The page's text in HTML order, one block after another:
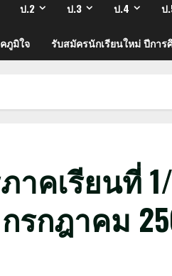
ป.2 ป.3 ป.4 ป
ภูมิใจ รับสมัครนักเรียนใหม่ ปีการ
าคเรียนที่
รกฎาคม